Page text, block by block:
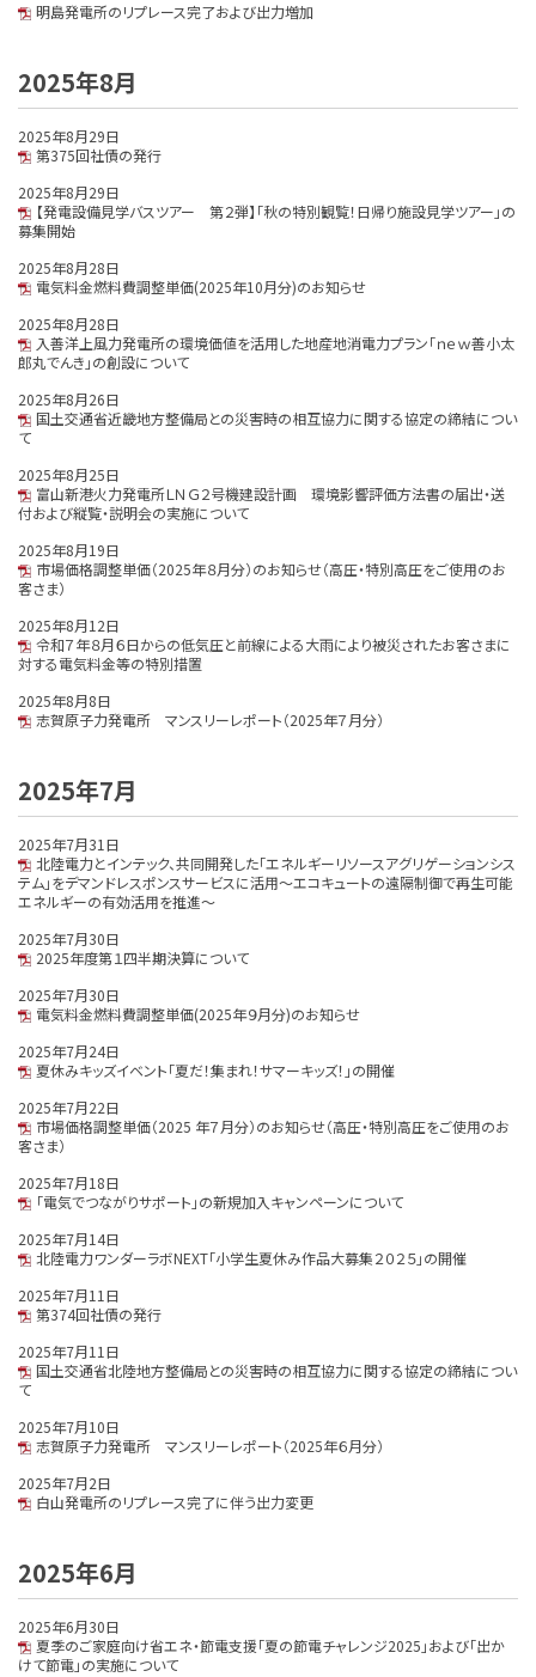
明島発電所のリプレース完了および出力増加
2025年8月
2025年8月29日
第375回社債の発行
2025年8月29日
【発電設備見学バスツアー 第２弾】「秋の特別観覧！日帰り施設見学ツアー」の
募集開始
2025年8月28日
電気料金燃料費調整単価(2025年10月分)のお知らせ
2025年8月28日
入善洋上風力発電所の環境価値を活用した地産地消電力プラン「ｎｅｗ善小太
郎丸でんき」の創設について
2025年8月26日
国土交通省近畿地方整備局との災害時の相互協力に関する協定の締結につい
て
2025年8月25日
富山新港火力発電所ＬＮＧ２号機建設計画 環境影響評価方法書の届出・送
付および縦覧・説明会の実施について
2025年8月19日
市場価格調整単価（2025年８月分）のお知らせ（高圧・特別高圧をご使用のお
客さま）
2025年8月12日
令和７年８月６日からの低気圧と前線による大雨により被災されたお客さまに
対する電気料金等の特別措置
2025年8月8日
志賀原子力発電所 マンスリーレポート（2025年７月分）
2025年7月
2025年7月31日
北陸電力とインテック、共同開発した「エネルギーリソースアグリゲーションシス
テム」をデマンドレスポンスサービスに活用～エコキュートの遠隔制御で再生可能
エネルギーの有効活用を推進～
2025年7月30日
2025年度第１四半期決算について
2025年7月30日
電気料金燃料費調整単価(2025年９月分)のお知らせ
2025年7月24日
夏休みキッズイベント「夏だ！集まれ！サマーキッズ！」の開催
2025年7月22日
市場価格調整単価（2025 年７月分）のお知らせ（高圧・特別高圧をご使用のお
客さま）
2025年7月18日
「電気でつながりサポート」の新規加入キャンペーンについて
2025年7月14日
北陸電力ワンダーラボNEXT「小学生夏休み作品大募集２０２５」の開催
2025年7月11日
第374回社債の発行
2025年7月11日
国土交通省北陸地方整備局との災害時の相互協力に関する協定の締結につい
て
2025年7月10日
志賀原子力発電所 マンスリーレポート（2025年６月分）
2025年7月2日
白山発電所のリプレース完了に伴う出力変更
2025年6月
2025年6月30日
夏季のご家庭向け省エネ・節電支援「夏の節電チャレンジ2025」および「出か
けて節電」の実施について